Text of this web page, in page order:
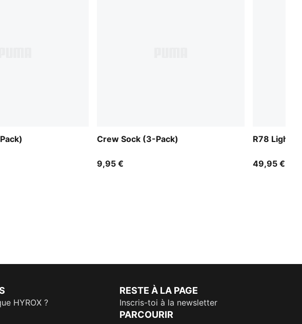
Crew Sock (3-Pack)
9,95 €
R78
49,95 €
HYROX ?
RESTE À LA PAGE
Inscris-toi à la newsletter
PARCOURIR